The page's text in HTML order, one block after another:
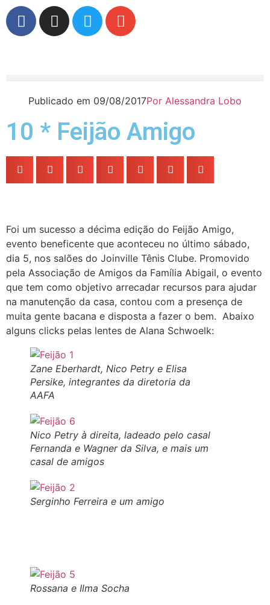
Publicado em 09/08/2017Por Alessandra Lobo
10 * Feijão Amigo
Foi um sucesso a décima edição do Feijão Amigo,
evento beneficente que aconteceu no último sábado,
dia 5, nos salões do Joinville Tênis Clube. Promovido
pela Associação de Amigos da Família Abigail, o evento
que tem como objetivo arrecadar recursos para ajudar
na manutenção da casa, contou com a presença de
muita gente bacana e disposta a fazer o bem. Abaixo
alguns clicks pelas lentes de Alana Schwoelk:
Zane Eberhardt, Nico Petry e Elisa
Persike, integrantes da diretoria da
AAFA
Nico Petry à direita, ladeado pelo casal
Fernanda e Wagner da Silva, e mais um
casal de amigos
Serginho Ferreira e um amigo
Rossana e Ilma Socha